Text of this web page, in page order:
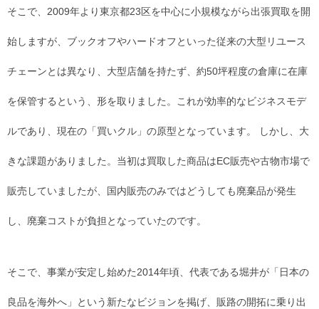
そこで、2009年より東京都23区を中心に小規模ながら出張買取を開
始しますが、ブックオフやハードオフといった従来の大型リユース
チェーンとは異なり、大型店舗を持たず、約50坪程度の倉庫に在庫
を保管するという、形を取りました。これが効率的なビジネスモデ
ルであり、現在の「買いクル」の原型となっています。 しかし、大
きな課題がありました。当初は買取した商品はEC販売や古物市場で
販売していましたが、国内販売のみではどうしても廃棄品が発生
し、廃棄コストが負担となっていたのです。
そこで、事業が安定し始めた2014年頃、代表である堀井が「日本の
良品を海外へ」という新たなビジョンを掲げ、販路の開拓に乗り出